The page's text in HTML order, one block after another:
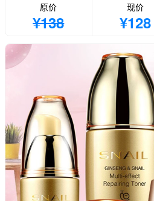
原价
¥138
现价
¥128